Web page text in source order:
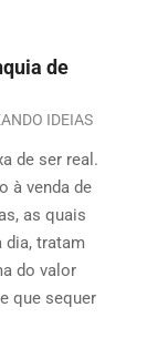
de
IDEIAS
de ser real.
à venda de
as quais
dia, tratam
do valor
que sequer